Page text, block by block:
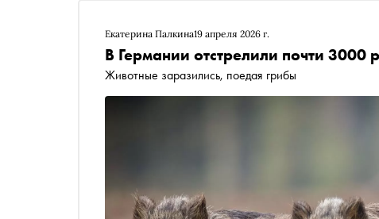
Екатерина Палкина19 апреля 2026 г.
В Германии отстрелили почти 3000
Животные заразились, поедая грибы